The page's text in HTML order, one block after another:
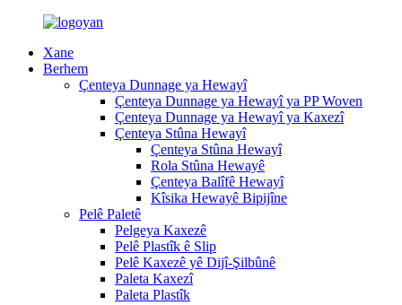
Xane
Berhem
Çenteya Dunnage ya Hewayî
Çenteya Dunnage ya Hewayî ya PP Woven
Çenteya Dunnage ya Hewayî ya Kaxezî
Çenteya Stûna Hewayî
Çenteya Stûna Hewayî
Rola Stûna Hewayê
Çenteya Balîfê Hewayî
Kîsika Hewayê Bipijîne
Pelê Paletê
Pelgeya Kaxezê
Pelê Plastîk ê Slip
Pelê Kaxezê yê Dijî-Şilbûnê
Paleta Kaxezî
Paleta Plastîk